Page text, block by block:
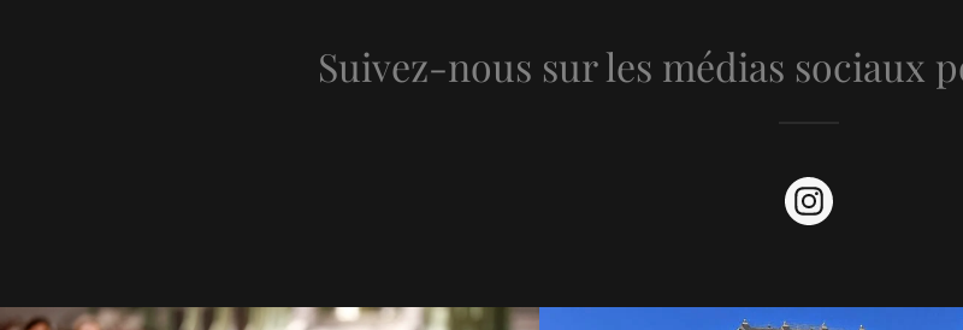
Suivez-nous sur les médias sociaux